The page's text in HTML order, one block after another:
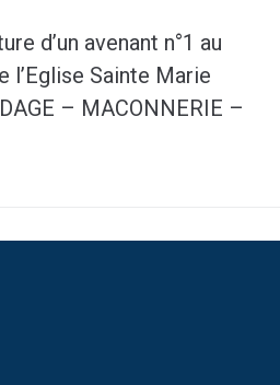
d’un avenant n°1 au
l’Eglise Sainte Marie
– MACONNERIE –